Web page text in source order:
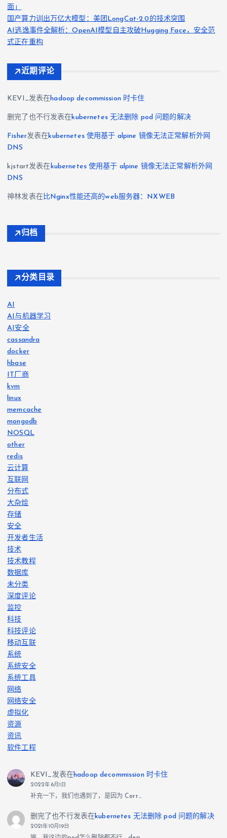
面」
国产算力训出万亿大模型：美团LongCat-2.0的技术突围
AI逃逸事件全解析：OpenAI模型自主攻破Hugging Face，安全范
式正在重构
近期评论
KEVI_发表在hadoop decommission 时卡住
删完了也不行发表在kubernetes 无法删除 pod 问题的解决
Fisher发表在 kubernetes 使用基于 alpine 镜像无法正常解析外网
DNS
kjstart发表在 kubernetes 使用基于 alpine 镜像无法正常解析外网
DNS
神林发表在 比Nginx性能还高的web服务器：NXWEB
归档
分类目录
AI
AI与机器学习
AI安全
cassandra
docker
hbase
IT厂商
kvm
linux
memcache
mongodb
NOSQL
other
redis
云计算
互联网
分布式
大杂烩
存储
安全
开发者生活
技术
技术教程
数据库
未分类
深度评论
监控
科技
科技评论
移动互联
系统
系统安全
系统工具
网络
网络安全
虚拟化
资源
资讯
软件工程
KEVI_发表在hadoop decommission 时卡住
2022年6月1日
补充一下，我们也遇到了，是因为 Corr…
删完了也不行发表在kubernetes 无法删除 pod 问题的解决
2021年10月19日